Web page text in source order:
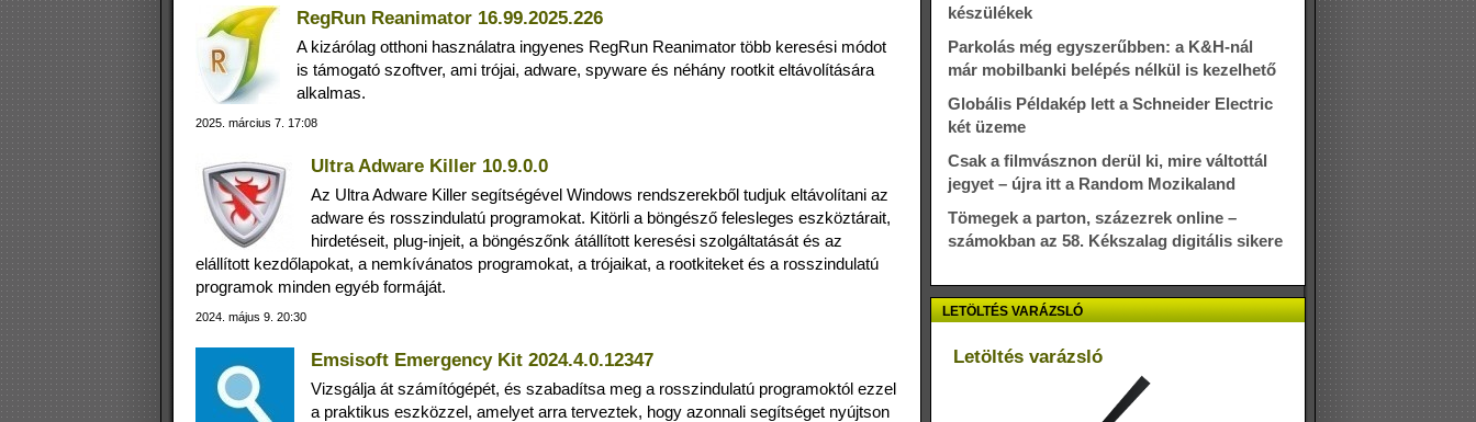
RegRun Reanimator 16.99.2025.226
A kizárólag otthoni használatra ingyenes RegRun Reanimator több keresési módot
is támogató szoftver, ami trójai, adware, spyware és néhány rootkit eltávolítására
alkalmas.
2025. március 7. 17:08
Ultra Adware Killer 10.9.0.0
Az Ultra Adware Killer segítségével Windows rendszerekből tudjuk eltávolítani az
adware és rosszindulatú programokat. Kitörli a böngésző felesleges eszköztárait,
hirdetéseit, plug-injeit, a böngészőnk átállított keresési szolgáltatását és az
elállított kezdőlapokat, a nemkívánatos programokat, a trójaikat, a rootkiteket és a rosszindulatú
programok minden egyéb formáját.
2024. május 9. 20:30
Emsisoft Emergency Kit 2024.4.0.12347
Vizsgálja át számítógépét, és szabadítsa meg a rosszindulatú programoktól ezzel
a praktikus eszközzel, amelyet arra terveztek, hogy azonnali segítséget nyújtson
készülékek
Parkolás még egyszerűbben: a K&H-nál
már mobilbanki belépés nélkül is kezelhető
Globális Példakép lett a Schneider Electric
két üzeme
Csak a filmvásznon derül ki, mire váltottál
jegyet – újra itt a Random Mozikaland
Tömegek a parton, százezrek online –
számokban az 58. Kékszalag digitális sikere
LETÖLTÉS VARÁZSLÓ
Letöltés varázsló